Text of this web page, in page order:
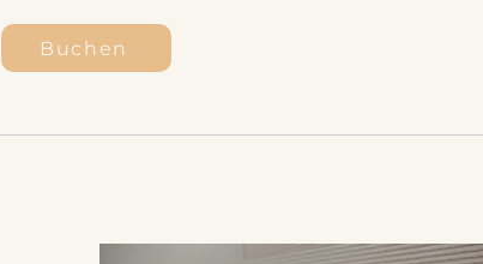
Buchen